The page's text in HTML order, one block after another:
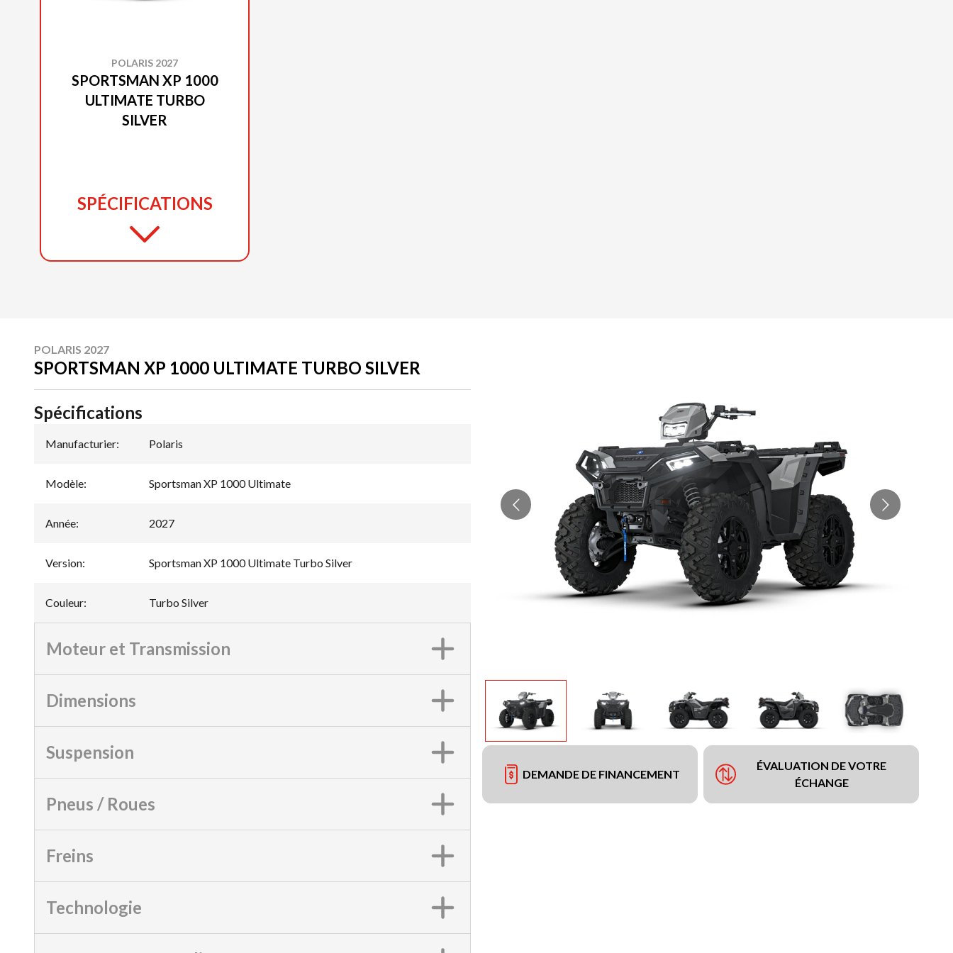
POLARIS 2027
SPORTSMAN XP 1000
ULTIMATE TURBO
SILVER
SPÉCIFICATIONS
POLARIS 2027
SPORTSMAN XP 1000 ULTIMATE TURBO SILVER
DEMANDE DE FINANCEMENT
ÉVALUATION DE VOTRE
ÉCHANGE
Spécifications
Manufacturier: Polaris
Modèle: Sportsman XP 1000 Ultimate
Année: 2027
Version: Sportsman XP 1000 Ultimate Turbo Silver
Couleur: Turbo Silver
Moteur et Transmission
Dimensions
Suspension
Pneus / Roues
Freins
Technologie